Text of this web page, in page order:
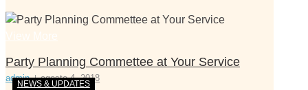
NEWS & UPDATES
Party Planning Commettee at Your Service
admin agosto 4, 2018